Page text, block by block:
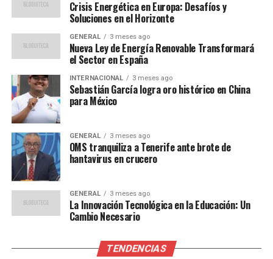
Opiniones de Expertos y
Reacciones
Los expertos en privacidad han elogiado la ley como un
avance significativo en la protección de los datos
personales.
“Esta legislación coloca a
España a la vanguardia en
la protección de la
privacidad digital en
Europa”, afirmó María
López, experta en derecho
digital.
Crisis Energética en Europa: Desafíos y
Soluciones en el Horizonte
GENERAL 3 meses ago
Nueva Ley de Energía Renovable Transformará
el Sector en España
INTERNACIONAL 3 meses ago
Sebastián García logra oro histórico en China
para México
GENERAL 3 meses ago
OMS tranquiliza a Tenerife ante brote de
hantavirus en crucero
GENERAL 3 meses ago
La Innovación Tecnológica en la Educación: Un
Cambio Necesario
TENDENCIAS